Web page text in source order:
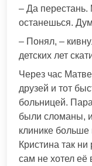
– Да
останешься.
– Понял, –
детских лет
Через час
друзей и тот
больницей.
были сломаны,
клинике
Кристина так
сам не хотел её